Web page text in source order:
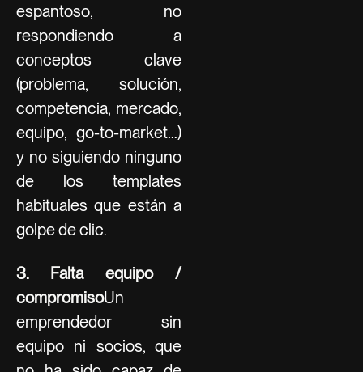
espantoso, no
respondiendo a
conceptos clave
(problema, solución,
competencia, mercado,
equipo, go-to-market…)
y no siguiendo ninguno
de los templates
habituales que están a
golpe de clic.
3. Falta equipo /
compromisoUn
emprendedor sin
equipo ni socios, que